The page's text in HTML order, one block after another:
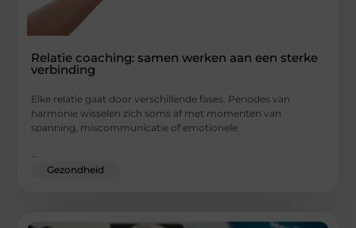
Relatie coaching: samen werken aan een sterke
verbinding
Elke relatie gaat door verschillende fases. Periodes van
harmonie wisselen zich soms af met momenten van
spanning, miscommunicatie of emotionele
Gezondheid